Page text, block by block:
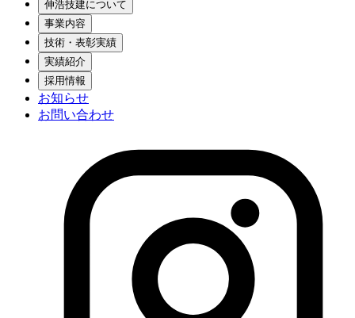
伸浩技建について
事業内容
技術・表彰実績
実績紹介
採用情報
お知らせ
お問い合わせ